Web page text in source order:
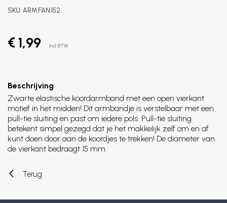
SKU: ARM.FAN.152
€ 1,99 Incl. BTW
Beschrijving
Zwarte elastische koordarmband met een open vierkant
motief in het midden! Dit armbandje is verstelbaar met een
pull-tie sluiting en past om iedere pols. Pull-tie sluiting
betekent simpel gezegd dat je het makkelijk zelf om en af
kunt doen door aan de koordjes te trekken! De diameter van
de vierkant bedraagt 15 mm.
Terug